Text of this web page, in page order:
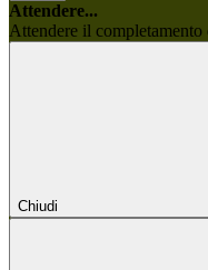
Attendere...
Attendere il completamento
Chiudi